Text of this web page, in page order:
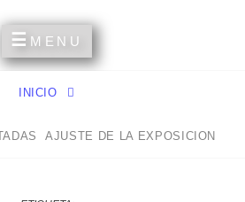
PERSONAL
Aficiones Y Experiencias
MENU
INICIO
AJUSTE DE LA EXPOSICION